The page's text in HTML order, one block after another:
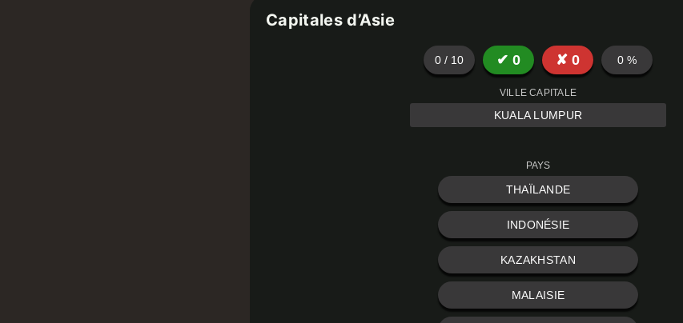
Capitales d’Asie
0 / 10 ✔ 0 ✘ 0 0 %
VILLE CAPITALE
KUALA LUMPUR
PAYS
THAÏLANDE
INDONÉSIE
KAZAKHSTAN
MALAISIE